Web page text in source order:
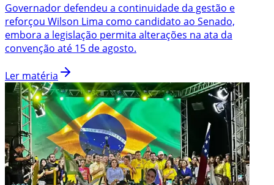
Governador defendeu a continuidade da gestão e
reforçou Wilson Lima como candidato ao Senado,
embora a legislação permita alterações na ata da
convenção até 15 de agosto.
Ler matéria